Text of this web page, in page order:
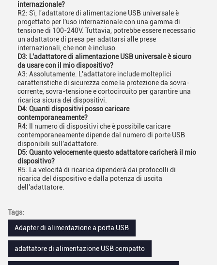
internazionale?
R2: Sì, l'adattatore di alimentazione USB universale è
progettato per l'uso internazionale con una gamma di
tensione di 100-240V. Tuttavia, potrebbe essere necessario
un adattatore di presa per adattarsi alle prese
internazionali, che non è incluso.
D3: L'adattatore di alimentazione USB universale è sicuro
da usare con il mio dispositivo?
A3: Assolutamente. L'adattatore include molteplici
caratteristiche di sicurezza come la protezione da sovra-
corrente, sovra-tensione e cortocircuito per garantire una
ricarica sicura dei dispositivi.
D4: Quanti dispositivi posso caricare
contemporaneamente?
R4: Il numero di dispositivi che è possibile caricare
contemporaneamente dipende dal numero di porte USB
disponibili sull'adattatore.
D5: Quanto velocemente questo adattatore caricherà il mio
dispositivo?
R5: La velocità di ricarica dipenderà dai protocolli di
ricarica del dispositivo e dalla potenza di uscita
dell'adattatore.
Tags:
Adapter di alimentazione a porta USB
adattatore di alimentazione USB compatto